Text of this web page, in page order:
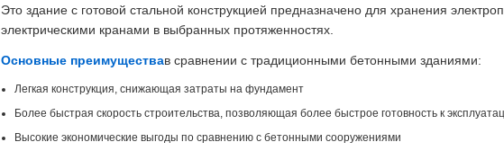
Это здание с готовой стальной конструкцией предназначено для хранения
электрическими кранами в выбранных протяженностях.
Основные преимуществав сравнении с традиционными бетонными зданиями:
Легкая конструкция, снижающая затраты на фундамент
Более быстрая скорость строительства, позволяющая более быстрое готовность к
Высокие экономические выгоды по сравнению с бетонными сооружениями